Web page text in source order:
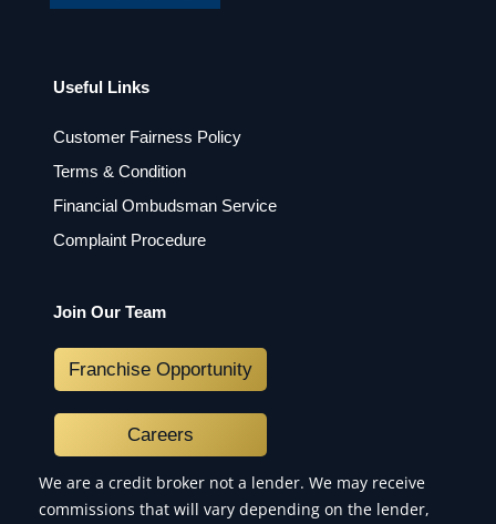
Useful Links
Customer Fairness Policy
Terms & Condition
Financial Ombudsman Service
Complaint Procedure
Join Our Team
Franchise Opportunity
Careers
We are a credit broker not a lender. We may receive
commissions that will vary depending on the lender,